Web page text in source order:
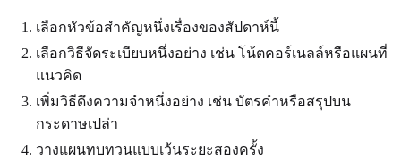
เลือกหัวข้อสำคัญหนึ่งเรื่องของสัปดาห์นี้
เลือกวิธีจัดระเบียบหนึ่งอย่าง เช่น โน้ตคอร์เนลล์หรือแผนที่
แนวคิด
เพิ่มวิธีดึงความจำหนึ่งอย่าง เช่น บัตรคำหรือสรุปบน
กระดาษเปล่า
วางแผนทบทวนแบบเว้นระยะสองครั้ง